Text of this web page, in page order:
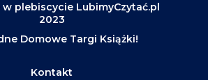
plebiscycie LubimyCzytać.pl
2023
Domowe Targi Książki!
Kontakt